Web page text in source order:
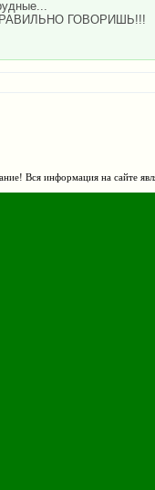
ГОВОРИШЬ!!!
Вся информация на сайте